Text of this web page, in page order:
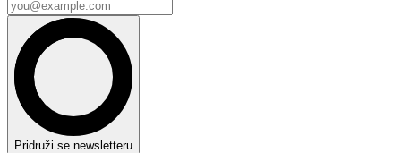
Pridruži se newsletteru